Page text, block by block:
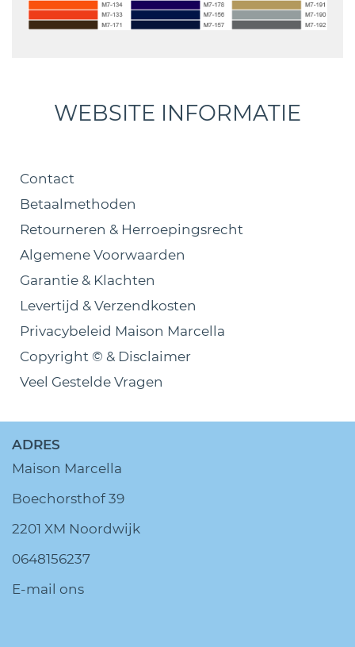
WEBSITE INFORMATIE
Contact
Betaalmethoden
Retourneren & Herroepingsrecht
Algemene Voorwaarden
Garantie & Klachten
Levertijd & Verzendkosten
Privacybeleid Maison Marcella
Copyright © & Disclaimer
Veel Gestelde Vragen
ADRES
Maison Marcella
Boechorsthof 39
2201 XM Noordwijk
0648156237
E-mail ons